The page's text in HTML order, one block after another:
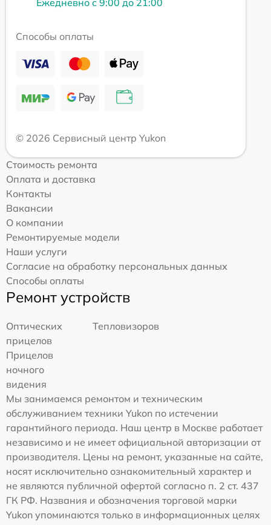
Ежедневно с 9:00 до 21:00
Способы оплаты
© 2026 Сервисный центр Yukon
Стоимость ремонта
Оплата и доставка
Контакты
Вакансии
О компании
Ремонтируемые модели
Наши услуги
Согласие на обработку персональных данных
Способы оплаты
Ремонт устройств
Оптических
прицелов
Тепловизоров
Прицелов
ночного
видения
Мы занимаемся ремонтом и техническим
обслуживанием техники Yukon по истечении
гарантийного периода. Наш центр в Москве работает
независимо и не имеет официальной авторизации от
производителя. Цены на ремонт, указанные на сайте,
носят исключительно ознакомительный характер и
не являются публичной офертой согласно п. 2 ст. 437
ГК РФ. Названия и обозначения торговой марки
Yukon упоминаются только в информационных целях